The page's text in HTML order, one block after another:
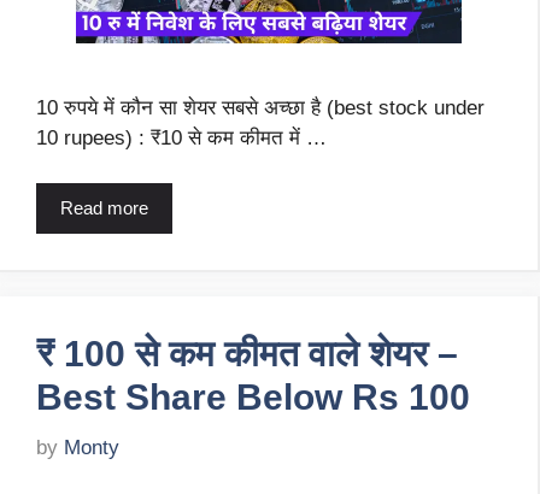
10 रुपये में कौन सा शेयर सबसे अच्छा है (best stock under
10 rupees) : ₹10 से कम कीमत में …
Read more
₹ 100 से कम कीमत वाले शेयर –
Best Share Below Rs 100
by Monty